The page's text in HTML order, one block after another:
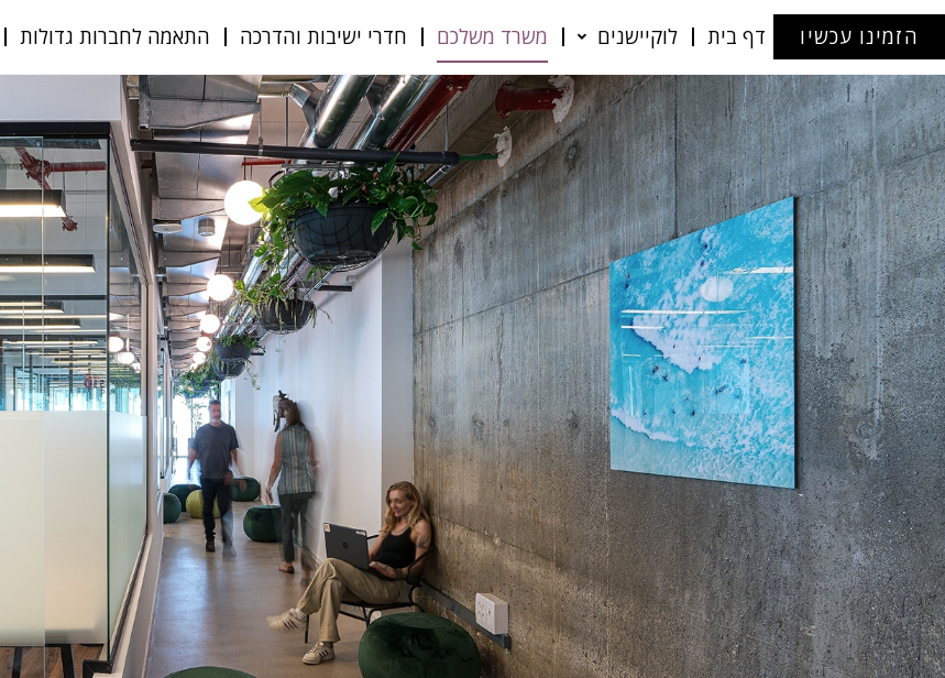
הזמינו עכשיו דף בית לוקיישנים משרד משלכם חדרי ישיבות והדרכה התאמה לחברות גדולות